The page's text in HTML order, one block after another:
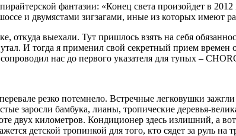
фантазии: «Конец света произойдет в
и двумястами зигзагами, иные из которых имеют
откуда выехали. Тут пришлось взять на себя
И тогда я применил свой секретный прием
нас до первого указателя для тупых –
резко потемнело. Встречные легковушки
заросли бамбука, лианы, тропические деревья-
двух километров. Кондиционер здесь излишний, а
детской тропинкой для того, кто сядет за руль на